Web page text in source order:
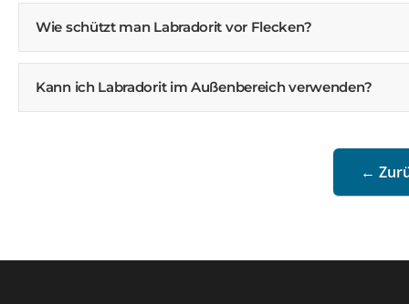
Wie schützt man Labradorit vor Flecken?
Kann ich Labradorit im Außenbereich verwenden?
←